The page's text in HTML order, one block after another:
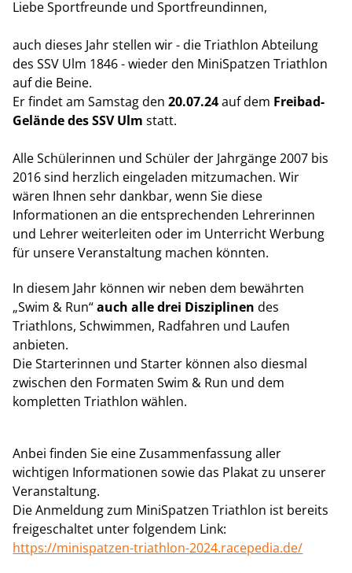
LiebeSportfreunde und Sportfreundinnen,
auch dieses Jahr stellen wir - die Triathlon Abteilung
des SSV Ulm 1846 - wieder den MiniSpatzen Triathlon
auf die Beine.
Er findet am Samstag den20.07.24auf dem Freibad-
Gelände des SSV Ulm statt.
Alle Schülerinnen und Schüler der Jahrgänge 2007 bis
2016 sind herzlich eingeladen mitzumachen. Wir
wären Ihnen sehr dankbar, wenn Sie diese
Informationen an die entsprechenden Lehrerinnen
und Lehrer weiterleiten oder im Unterricht Werbung
für unsere Veranstaltung machen könnten.
In diesem Jahr können wir neben dem bewährten
„Swim & Run“auch alle drei Disziplinen des
Triathlons, Schwimmen, Radfahren und Laufen
anbieten.
Die Starterinnen und Starter können also diesmal
zwischen den Formaten Swim & Run und dem
kompletten Triathlon wählen.
Anbei finden Sie eine Zusammenfassung aller
wichtigen Informationen sowie das Plakat zu unserer
Veranstaltung.
Die Anmeldung zum MiniSpatzen Triathlon ist bereits
freigeschaltet unter folgendem Link:
https://minispatzen-triathlon-2024.racepedia.de/